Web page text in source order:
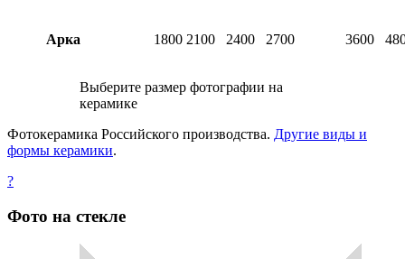
Арка 1800 2100 2400 2700 3600
Выберите размер фотографии на
керамике
Фотокерамика Российского производства. Другие виды и
формы керамики.
?
Фото на стекле